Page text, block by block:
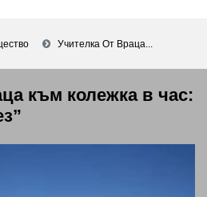
Учителка От Враца...
към колежка в час: